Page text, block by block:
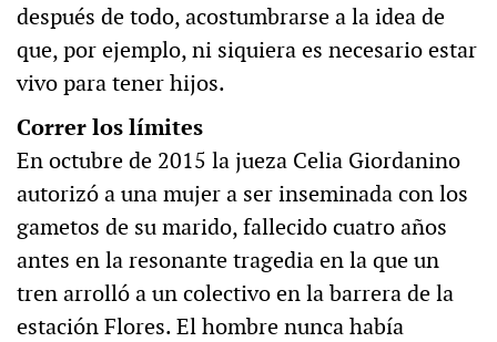
después de todo, acostumbrarse a la idea de
que, por ejemplo, ni siquiera es necesario estar
vivo para tener hijos.
Correr los límites
En octubre de 2015 la jueza Celia Giordanino
autorizó a una mujer a ser inseminada con los
gametos de su marido, fallecido cuatro años
antes en la resonante tragedia en la que un
tren arrolló a un colectivo en la barrera de la
estación Flores. El hombre nunca había